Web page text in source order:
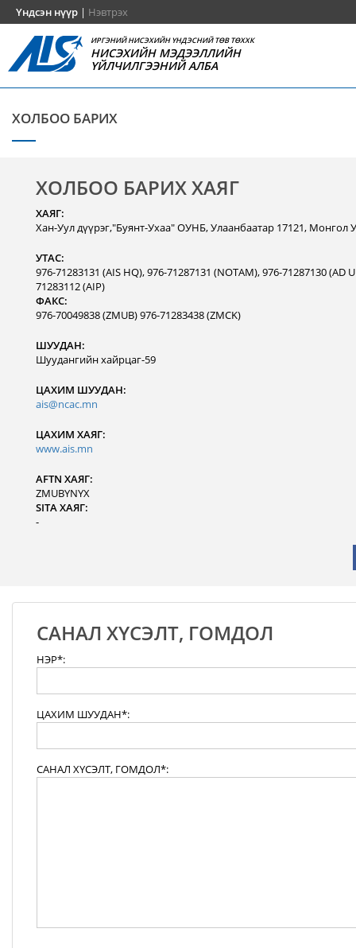
Үндсэн нүүр | Нэвтрэх
ИРГЭНИЙ НИСЭХИЙН ҮНДЭСНИЙ ТӨВ ТӨХХК
НИСЭХИЙН МЭДЭЭЛЛИЙН
ҮЙЛЧИЛГЭЭНИЙ АЛБА
ХОЛБОО БАРИХ
ХОЛБОО БАРИХ ХАЯГ
ХАЯГ:
Хан-Уул дүүрэг,"Буянт-Ухаа" ОУНБ, Улаанбаатар 17121, Монгол
УТАС:
976-71283131 (AIS HQ), 976-71287131 (NOTAM), 976-71287130 (AD
71283112 (AIP)
ФАКС:
976-70049838 (ZMUB) 976-71283438 (ZMCK)
ШУУДАН:
Шуудангийн хайрцаг-59
ЦАХИМ ШУУДАН:
ais@ncac.mn
ЦАХИМ ХАЯГ:
www.ais.mn
AFTN ХАЯГ:
ZMUBYNYX
SITA ХАЯГ:
-
САНАЛ ХҮСЭЛТ, ГОМДОЛ
НЭР*:
ЦАХИМ ШУУДАН*:
САНАЛ ХҮСЭЛТ, ГОМДОЛ*: